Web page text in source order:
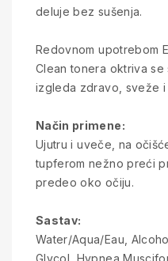
deluje bez sušenja.
Redovnom upotrebom
Clean tonera oktriva se
izgleda zdravo, sveže i
Način primene:
Ujutru i uveče, na
tupferom nežno preći
predeo oko očiju.
Sastav:
Water/Aqua/Eau,
Glycol, Hypnea